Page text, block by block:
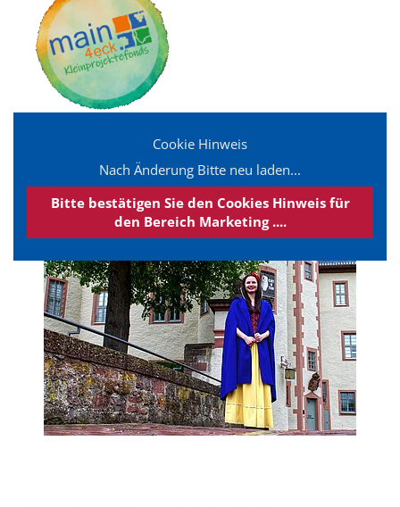
Cookie Hinweis
Nach Änderung Bitte neu laden...
Bitte bestätigen Sie den Cookies Hinweis für
den Bereich Marketing ....